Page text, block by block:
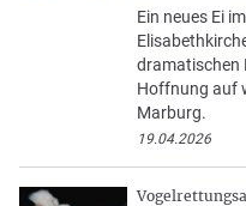
Ein neues Ei
dramatischen
Hoffnung auf
Marburg.
19.04.2026